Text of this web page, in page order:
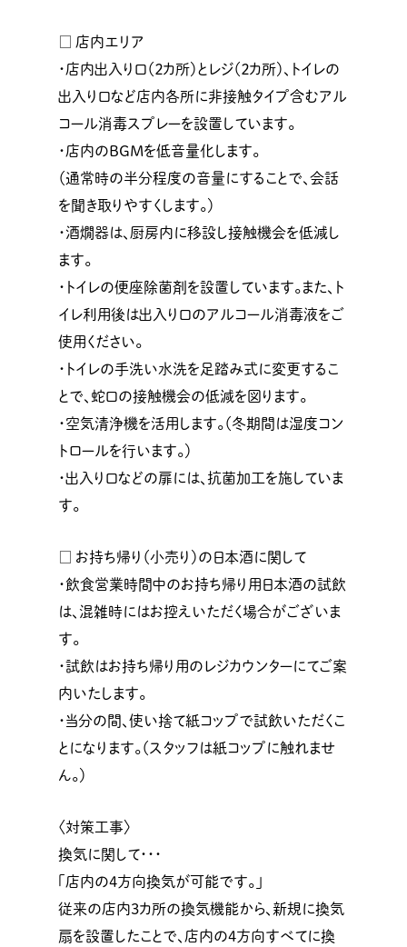
□ 店内エリア
・店内出入り口（２カ所）とレジ（２カ所）、トイレの
出入り口など店内各所に非接触タイプ含むアル
コール消毒スプレーを設置しています。
・店内のBGMを低音量化します。
（通常時の半分程度の音量にすることで、会話
を聞き取りやすくします。）
・酒燗器は、厨房内に移設し接触機会を低減し
ます。
・トイレの便座除菌剤を設置しています。また、ト
イレ利用後は出入り口のアルコール消毒液をご
使用ください。
・トイレの手洗い水洗を足踏み式に変更するこ
とで、蛇口の接触機会の低減を図ります。
・空気清浄機を活用します。（冬期間は湿度コン
トロールを行います。）
・出入り口などの扉には、抗菌加工を施していま
す。
□ お持ち帰り（小売り）の日本酒に関して
・飲食営業時間中のお持ち帰り用日本酒の試飲
は、混雑時にはお控えいただく場合がございま
す。
・試飲はお持ち帰り用のレジカウンターにてご案
内いたします。
・当分の間、使い捨て紙コップで試飲いただくこ
とになります。（スタッフは紙コップに触れませ
ん。）
〈対策工事〉
換気に関して・・・
「店内の4方向換気が可能です。」
従来の店内3カ所の換気機能から、新規に換気
扇を設置したことで、店内の4方向すべてに換